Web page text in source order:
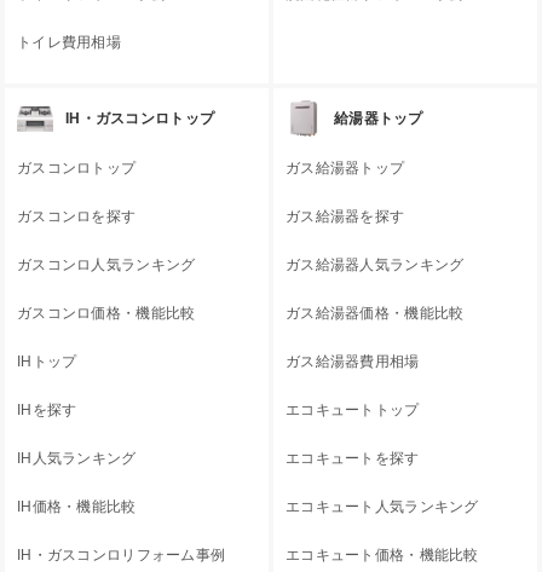
トイレ費用相場
IH・ガスコンロトップ
ガスコンロトップ
ガスコンロを探す
ガスコンロ人気ランキング
ガスコンロ価格・機能比較
IHトップ
IHを探す
IH人気ランキング
IH価格・機能比較
IH・ガスコンロリフォーム事例
給湯器トップ
ガス給湯器トップ
ガス給湯器を探す
ガス給湯器人気ランキング
ガス給湯器価格・機能比較
ガス給湯器費用相場
エコキュートトップ
エコキュートを探す
エコキュート人気ランキング
エコキュート価格・機能比較